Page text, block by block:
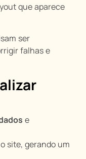
que aparece
ser
falhas e
e
site, gerando um